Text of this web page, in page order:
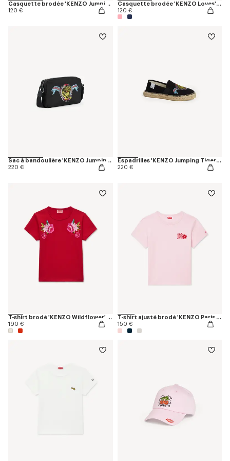
Casquette brodée 'KENZO Jumping Tiger' en coton
120 €
Casquette brodée 'KENZO Loves' en coton
120 €
Sac à bandoulière 'KENZO Jumping Tiger'
220 €
Espadrilles 'KENZO Jumping Tiger' en toile de coton
220 €
T-shirt brodé 'KENZO Wildflower' en coton
190 €
T-shirt ajusté brodé 'KENZO Paris Emblem' en coton
150 €